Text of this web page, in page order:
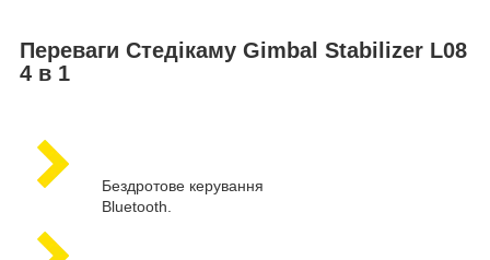
Переваги Стедікаму Gimbal Stabilizer L08
4 в 1
Бездротове керування
Bluetooth.